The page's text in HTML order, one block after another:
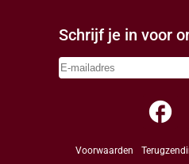
Schrijf je in voor
facebook
Voorwaarden